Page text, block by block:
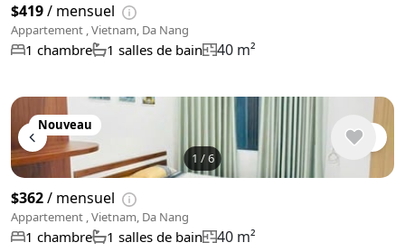
$419/ mensuel
Appartement , Vietnam, Da Nang
1 chambre 1 salles de bain 40 m²
1 /6
Nouveau
$362/ mensuel
Appartement , Vietnam, Da Nang
1 chambre 1 salles de bain 40 m²